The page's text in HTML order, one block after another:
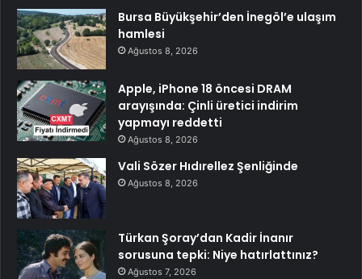
Bursa Büyükşehir’den İnegöl’e ulaşım
hamlesi
Ağustos 8, 2026
Apple, iPhone 18 öncesi DRAM
arayışında: Çinli üretici indirim
yapmayı reddetti
Ağustos 8, 2026
Vali Sözer Hıdırellez Şenliğinde
Ağustos 8, 2026
Türkan Şoray’dan Kadir İnanır
sorusuna tepki: Niye hatırlattınız?
Ağustos 7, 2026